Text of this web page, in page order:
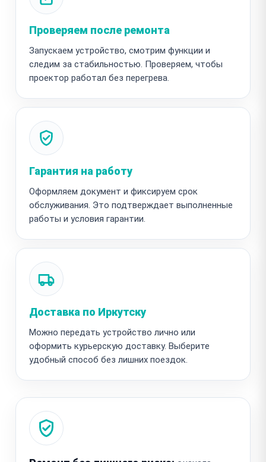
Проверяем после ремонта
Запускаем устройство, смотрим функции и
следим за стабильностью. Проверяем, чтобы
проектор работал без перегрева.
Гарантия на работу
Оформляем документ и фиксируем срок
обслуживания. Это подтверждает выполненные
работы и условия гарантии.
Доставка по Иркутску
Можно передать устройство лично или
оформить курьерскую доставку. Выберите
удобный способ без лишних поездок.